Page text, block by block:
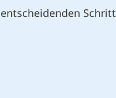
Schritt